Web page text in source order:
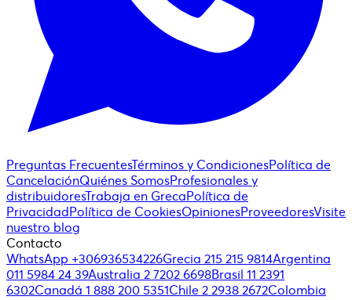
Preguntas FrecuentesTérminos y CondicionesPolítica de
CancelaciónQuiénes SomosProfesionales y
distribuidoresTrabaja en GrecaPolítica de
PrivacidadPolítica de CookiesOpinionesProveedoresVisite
nuestro blog
Contacto
WhatsApp +306936534226Grecia 215 215 9814Argentina
011 5984 24 39Australia 2 7202 6698Brasil 11 2391
6302Canadá 1 888 200 5351Chile 2 2938 2672Colombia